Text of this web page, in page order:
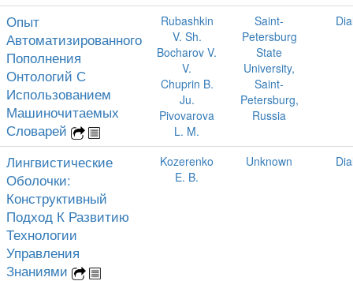
Опыт
Автоматизированного
Пополнения
Онтологий С
Использованием
Машиночитаемых
Словарей
Rubashkin
V. Sh.
Bocharov V.
V.
Chuprin B.
Ju.
Pivovarova
L. M.
Saint-
Petersburg
State
University,
Saint-
Petersburg,
Russia
Лингвистические
Оболочки:
Конструктивный
Подход К Развитию
Технологии
Управления
Знаниями
Kozerenko
E. B.
Unknown